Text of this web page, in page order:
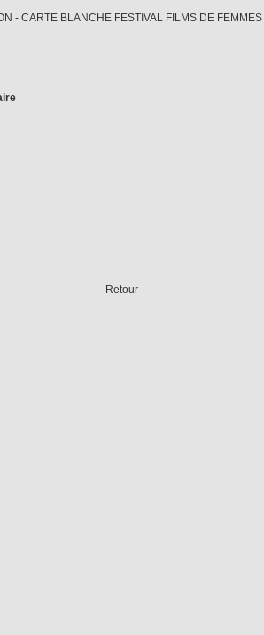
- CARTE BLANCHE FESTIVAL FILMS DE
Retour